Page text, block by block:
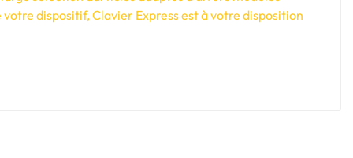
dispositif, Clavier Express est à votre disposition